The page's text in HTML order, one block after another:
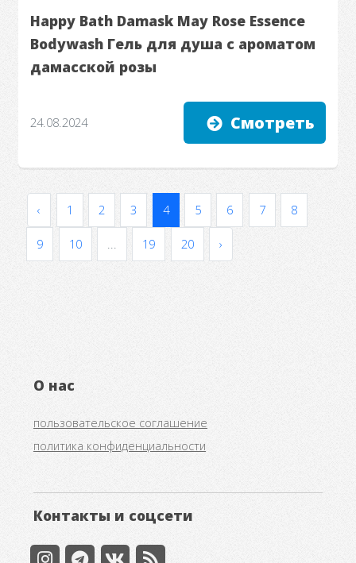
Happy Bath Damask May Rose Essence
Bodywash Гель для душа с ароматом
дамасской розы
24.08.2024 Смотреть
‹ 1 2 3 4 5 6 7 8
9 10 19 20 ›
О нас
пользовательское соглашение
политика конфиденциальности
Контакты и соцсети